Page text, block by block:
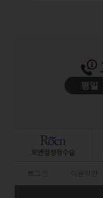
평일
로그인 이용약관